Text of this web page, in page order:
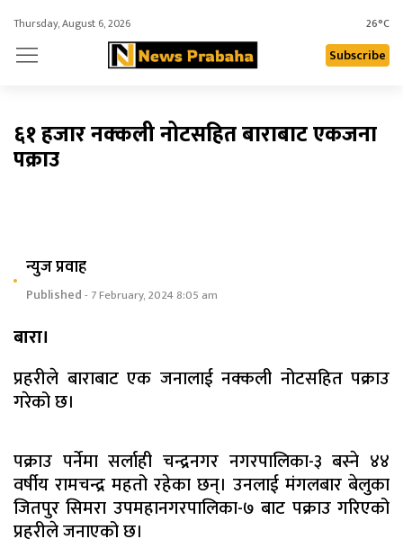
Thursday, August 6, 2026 26°C
Subscribe
६१ हजार नक्कली नोटसहित बाराबाट एकजना
पक्राउ
न्युज प्रवाह
Published- 7 February, 2024 8:05 am
बारा।
प्रहरीले बाराबाट एक जनालाई नक्कली नोटसहित पक्राउ
गरेको छ।
पक्राउ पर्नेमा सर्लाही चन्द्रनगर नगरपालिका-३ बस्ने ४४
वर्षीय रामचन्द्र महतो रहेका छन्। उनलाई मंगलबार बेलुका
जितपुर सिमरा उपमहानगरपालिका-७ बाट पक्राउ गरिएको
प्रहरीले जनाएको छ।